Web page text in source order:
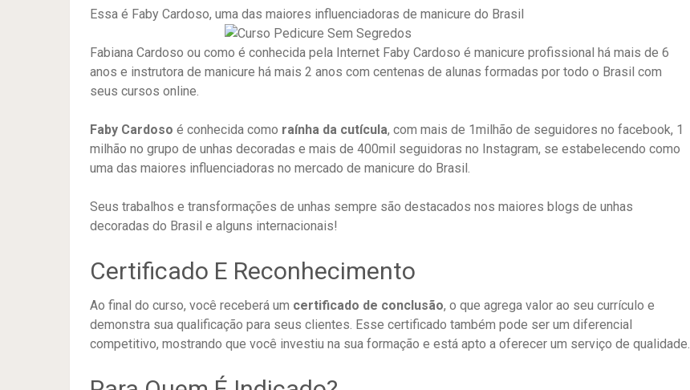
Essa é Faby Cardoso, uma das maiores influenciadoras de manicure do Brasil
Fabiana Cardoso ou como é conhecida pela Internet Faby Cardoso é manicure profissional há mais de 6
anos e instrutora de manicure há mais 2 anos com centenas de alunas formadas por todo o Brasil com
seus cursos online.
Faby Cardoso é conhecida como raínha da cutícula, com mais de 1milhão de seguidores no facebook, 1
milhão no grupo de unhas decoradas e mais de 400mil seguidoras no Instagram, se estabelecendo como
uma das maiores influenciadoras no mercado de manicure do Brasil.
Seus trabalhos e transformações de unhas sempre são destacados nos maiores blogs de unhas
decoradas do Brasil e alguns internacionais!
Certificado E Reconhecimento
Ao final do curso, você receberá um certificado de conclusão, o que agrega valor ao seu currículo e
demonstra sua qualificação para seus clientes. Esse certificado também pode ser um diferencial
competitivo, mostrando que você investiu na sua formação e está apto a oferecer um serviço de qualidade.